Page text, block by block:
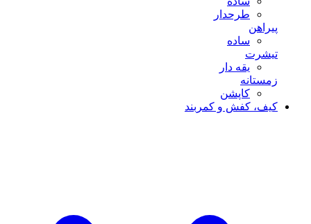
طرحدار
پیراهن
ساده
تیشرت
یقه دار
زمستانه
کاپشن
کیف، کفش و کمربند